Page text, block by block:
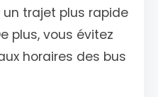
trajet plus rapide
plus, vous évitez
horaires des bus